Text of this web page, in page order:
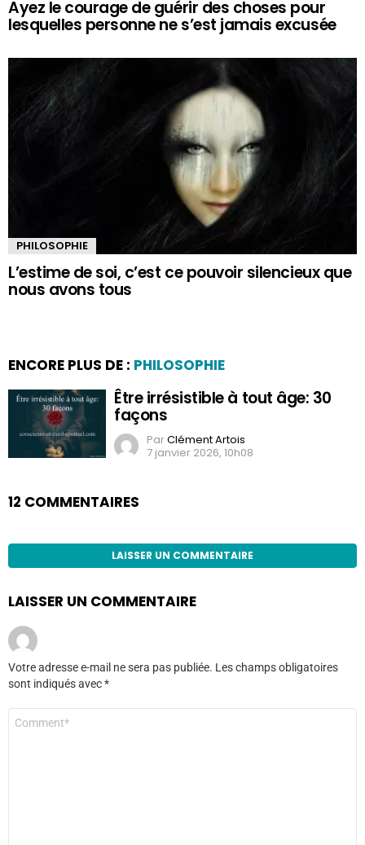
Ayez le courage de guérir des choses pour
lesquelles personne ne s’est jamais excusée
PHILOSOPHIE
L’estime de soi, c’est ce pouvoir silencieux que
nous avons tous
ENCORE PLUS DE : PHILOSOPHIE
Être irrésistible à tout âge: 30
façons
ParClément Artois
7 janvier 2026, 10h08
12 COMMENTAIRES
LAISSER UN COMMENTAIRE
LAISSER UN COMMENTAIRE
Votre adresse e-mail ne sera pas publiée. Les champs obligatoires
sont indiqués avec*
Commentaire